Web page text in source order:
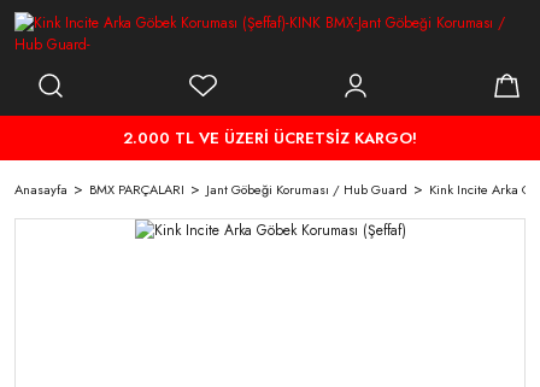
2.000 TL VE ÜZERİ ÜCRETSİZ KARGO!
Anasayfa BMX PARÇALARI Jant Göbeği Koruması / Hub Guard Kink Incite Arka